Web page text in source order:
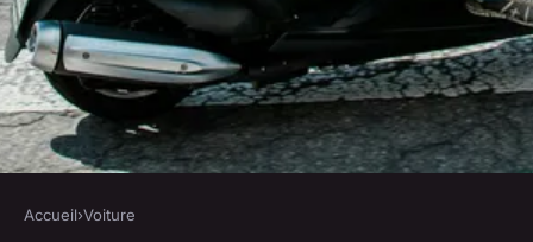
Accueil›Voiture